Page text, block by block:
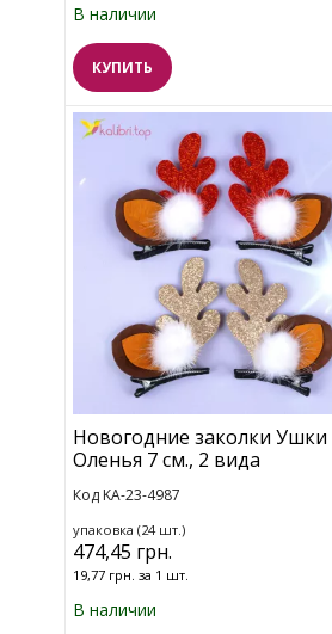
В наличии
КУПИТЬ
Новогодние заколки Ушки
Оленья 7 см., 2 вида
Код KA-23-4987
упаковка (24 шт.)
474,45 грн.
19,77 грн. за 1 шт.
В наличии